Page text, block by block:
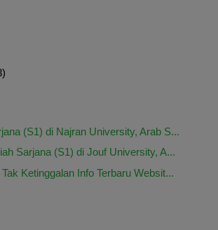
(S1) di Najran University, Arab S...
Sarjana (S1) di Jouf University, A...
Ketinggalan Info Terbaru Websit...